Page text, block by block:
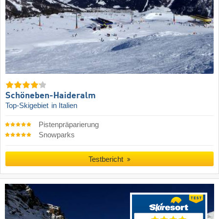
Schöneben-Haideralm
Top-Skigebiet in Italien
Pistenpräparierung
Snowparks
Testbericht